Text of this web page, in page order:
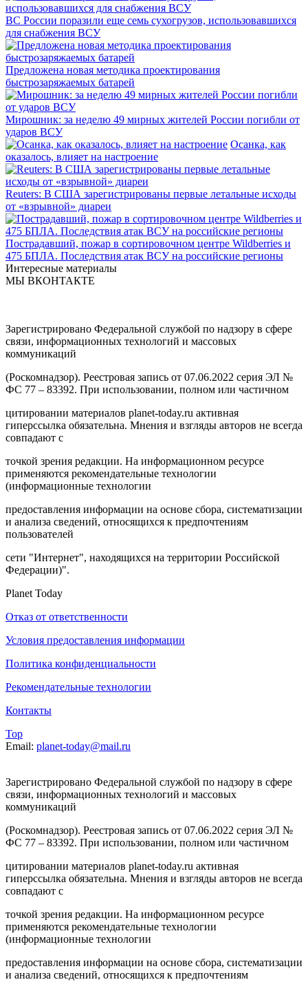
ВС России поразили еще семь сухогрузов, использовавшихся
для снабжения ВСУ
Предложена новая методика проектирования
быстрозаряжаемых батарей
Мирошник: за неделю 49 мирных жителей России погибли от
ударов ВСУ
Осанка, как
оказалось, влияет на настроение
Reuters: В США зарегистрированы первые летальные исходы
от «взрывной» диареи
Пострадавший, пожар в сортировочном центре Wildberries и
475 БПЛА. Последствия атак ВСУ на российские регионы
Интересные материалы
МЫ ВКОНТАКТЕ
Зарегистрировано Федеральной службой по надзору в сфере
связи, информационных технологий и массовых
коммуникаций
(Роскомнадзор). Реестровая запись от 07.06.2022 серия ЭЛ №
ФС 77 – 83392. При использовании, полном или частичном
цитировании материалов planet-today.ru активная
гиперссылка обязательна. Мнения и взгляды авторов не всегда
совпадают с
точкой зрения редакции. На информационном ресурсе
применяются рекомендательные технологии
(информационные технологии
предоставления информации на основе сбора, систематизации
и анализа сведений, относящихся к предпочтениям
пользователей
сети "Интернет", находящихся на территории Российской
Федерации)".
Planet Today
Отказ от ответственности
Условия предоставления информации
Политика конфиденциальности
Рекомендательные технологии
Контакты
Top
Email: planet-today@mail.ru
Зарегистрировано Федеральной службой по надзору в сфере
связи, информационных технологий и массовых
коммуникаций
(Роскомнадзор). Реестровая запись от 07.06.2022 серия ЭЛ №
ФС 77 – 83392. При использовании, полном или частичном
цитировании материалов planet-today.ru активная
гиперссылка обязательна. Мнения и взгляды авторов не всегда
совпадают с
точкой зрения редакции. На информационном ресурсе
применяются рекомендательные технологии
(информационные технологии
предоставления информации на основе сбора, систематизации
и анализа сведений, относящихся к предпочтениям